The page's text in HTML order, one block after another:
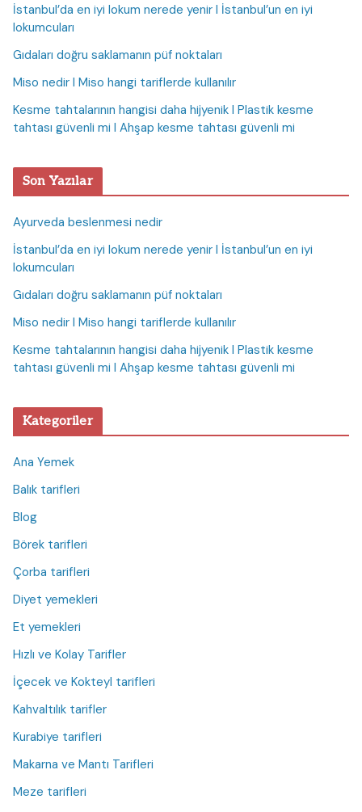
İstanbul’da en iyi lokum nerede yenir I İstanbul’un en iyi
lokumcuları
Gıdaları doğru saklamanın püf noktaları
Miso nedir I Miso hangi tariflerde kullanılır
Kesme tahtalarının hangisi daha hijyenik I Plastik kesme
tahtası güvenli mi I Ahşap kesme tahtası güvenli mi
Son Yazılar
Ayurveda beslenmesi nedir
İstanbul’da en iyi lokum nerede yenir I İstanbul’un en iyi
lokumcuları
Gıdaları doğru saklamanın püf noktaları
Miso nedir I Miso hangi tariflerde kullanılır
Kesme tahtalarının hangisi daha hijyenik I Plastik kesme
tahtası güvenli mi I Ahşap kesme tahtası güvenli mi
Kategoriler
Ana Yemek
Balık tarifleri
Blog
Börek tarifleri
Çorba tarifleri
Diyet yemekleri
Et yemekleri
Hızlı ve Kolay Tarifler
İçecek ve Kokteyl tarifleri
Kahvaltılık tarifler
Kurabiye tarifleri
Makarna ve Mantı Tarifleri
Meze tarifleri